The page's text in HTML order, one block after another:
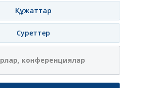
Құжаттар
Суреттер
конференциялар